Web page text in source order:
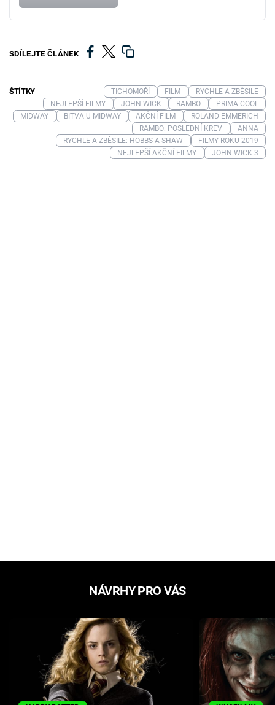
SDÍLEJTE ČLÁNEK
ŠTÍTKY TICHOMOŘÍ FILM
RYCHLE A ZBĚSILE
NEJLEPŠÍ FILMY
JOHN WICK RAMBO
PRIMA COOL
MIDWAY
BITVA U MIDWAY AKČNÍ FILM
ROLAND EMMERICH
RAMBO: POSLEDNÍ KREV
ANNA
RYCHLE A ZBĚSILE: HOBBS A SHAW
FILMY ROKU 2019
NEJLEPŠÍ AKČNÍ FILMY
JOHN WICK 3
NÁVRHY PRO VÁS